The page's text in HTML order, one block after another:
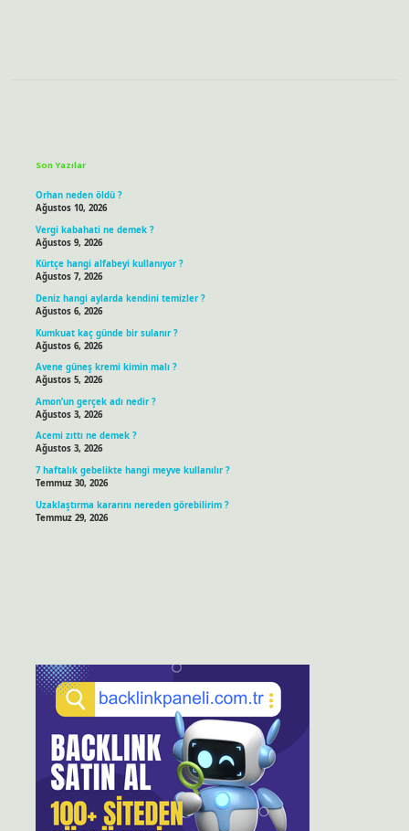
Son Yazılar
Orhan neden öldü ?
Ağustos 10, 2026
Vergi kabahati ne demek ?
Ağustos 9, 2026
Kürtçe hangi alfabeyi kullanıyor ?
Ağustos 7, 2026
Deniz hangi aylarda kendini temizler ?
Ağustos 6, 2026
Kumkuat kaç günde bir sulanır ?
Ağustos 6, 2026
Avene güneş kremi kimin malı ?
Ağustos 5, 2026
Amon’un gerçek adı nedir ?
Ağustos 3, 2026
Acemi zıttı ne demek ?
Ağustos 3, 2026
7 haftalık gebelikte hangi meyve kullanılır ?
Temmuz 30, 2026
Uzaklaştırma kararını nereden görebilirim ?
Temmuz 29, 2026